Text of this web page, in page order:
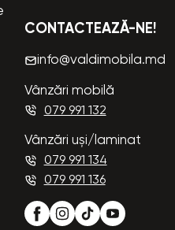
CONTACTEAZĂ-NE!
info@valdimobila.md
Vânzări mobilă
079 991 132
Vânzări uși/laminat
079 991 134
079 991 136